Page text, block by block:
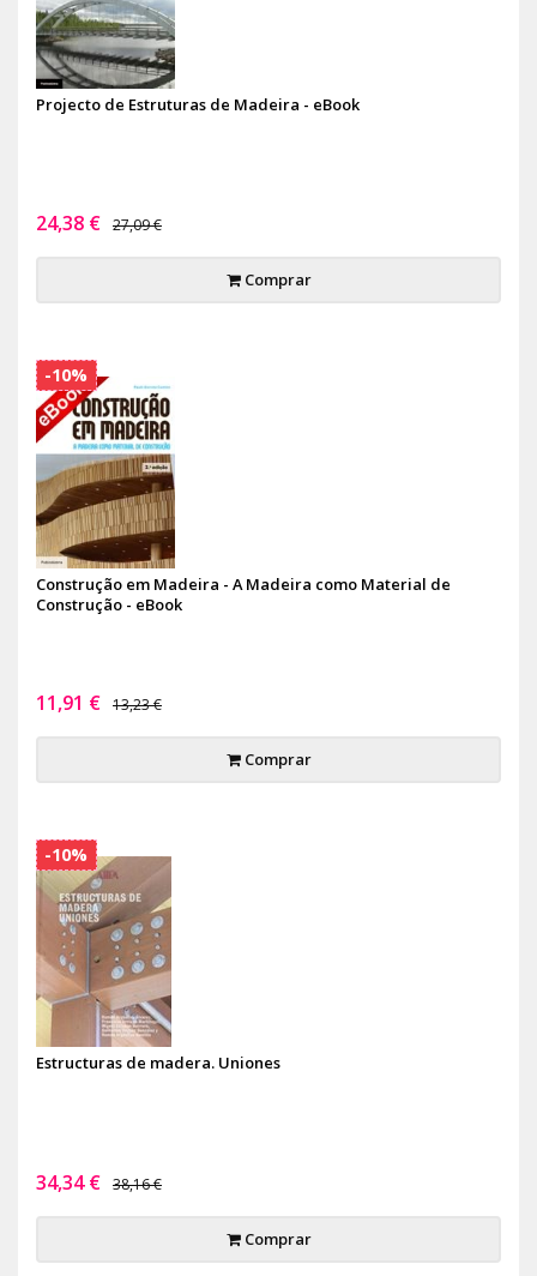
Projecto de Estruturas de Madeira - eBook
24,38 € 27,09 €
Comprar
Construção em Madeira - A Madeira como Material de
Construção - eBook
11,91 € 13,23 €
Comprar
-10%
Estructuras de madera. Uniones
34,34 € 38,16 €
Comprar
-10%